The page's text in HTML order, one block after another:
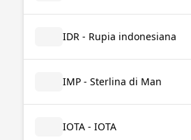
IDR - Rupia indonesiana
IMP - Sterlina di Man
IOTA - IOTA